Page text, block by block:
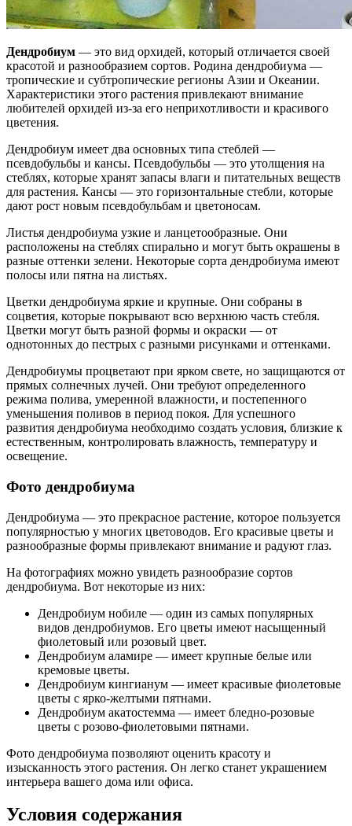
Дендробиум — это вид орхидей, который отличается своей
красотой и разнообразием сортов. Родина дендробиума —
тропические и субтропические регионы Азии и Океании.
Характеристики этого растения привлекают внимание
любителей орхидей из-за его неприхотливости и красивого
цветения.
Дендробиум имеет два основных типа стеблей —
псевдобульбы и кансы. Псевдобульбы — это утолщения на
стеблях, которые хранят запасы влаги и питательных веществ
для растения. Кансы — это горизонтальные стебли, которые
дают рост новым псевдобульбам и цветоносам.
Листья дендробиума узкие и ланцетообразные. Они
расположены на стеблях спирально и могут быть окрашены в
разные оттенки зелени. Некоторые сорта дендробиума имеют
полосы или пятна на листьях.
Цветки дендробиума яркие и крупные. Они собраны в
соцветия, которые покрывают всю верхнюю часть стебля.
Цветки могут быть разной формы и окраски — от
однотонных до пестрых с разными рисунками и оттенками.
Дендробиумы процветают при ярком свете, но защищаются от
прямых солнечных лучей. Они требуют определенного
режима полива, умеренной влажности, и постепенного
уменьшения поливов в период покоя. Для успешного
развития дендробиума необходимо создать условия, близкие к
естественным, контролировать влажность, температуру и
освещение.
Фото дендробиума
Дендробиума — это прекрасное растение, которое пользуется
популярностью у многих цветоводов. Его красивые цветы и
разнообразные формы привлекают внимание и радуют глаз.
На фотографиях можно увидеть разнообразие сортов
дендробиума. Вот некоторые из них:
Дендробиум нобиле — один из самых популярных
видов дендробиумов. Его цветы имеют насыщенный
фиолетовый или розовый цвет.
Дендробиум аламире — имеет крупные белые или
кремовые цветы.
Дендробиум кингианум — имеет красивые фиолетовые
цветы с ярко-желтыми пятнами.
Дендробиум акатостемма — имеет бледно-розовые
цветы с розово-фиолетовыми пятнами.
Фото дендробиума позволяют оценить красоту и
изысканность этого растения. Он легко станет украшением
интерьера вашего дома или офиса.
Условия содержания